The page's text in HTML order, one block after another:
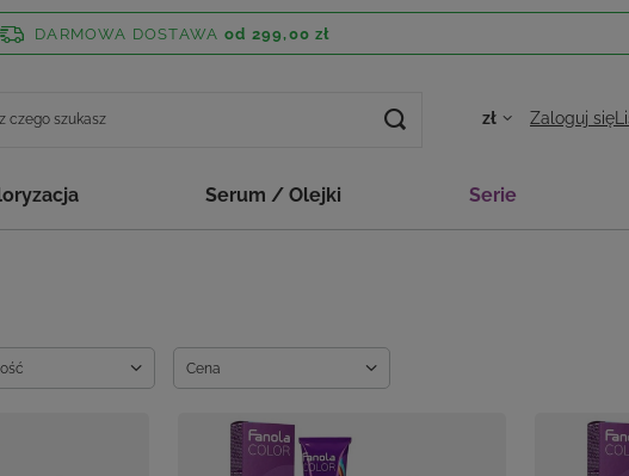
DARMOWA DOSTAWA od 299,00 zł
zł Zaloguj się
Serum / Olejki Serie
Cena